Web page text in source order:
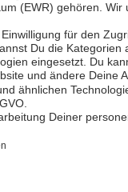
Datenschutz